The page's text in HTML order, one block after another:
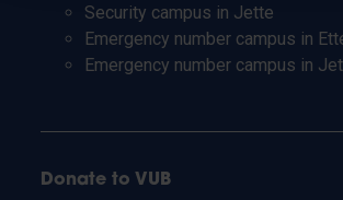
Security campus in Jette
Emergency number campus in
Emergency number campus in
Donate to VUB